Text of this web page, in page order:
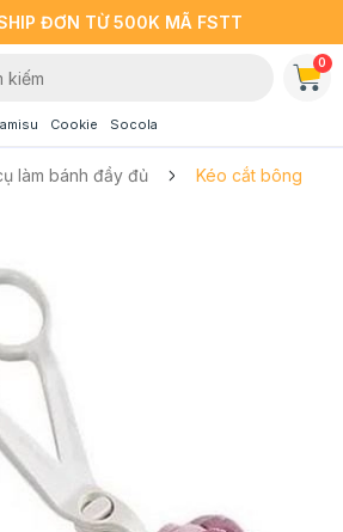
ĐƠN TỪ 500K MÃ FSTT
Cookie Socola
0
làm bánh đầy đủ
Kéo cắt bông